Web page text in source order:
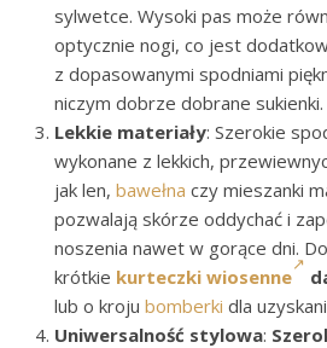
sylwetce. Wysoki pas może
optycznie nogi, co jest
z dopasowanymi spodniami
niczym dobrze dobrane sukienki.
Lekkie materiały: Szerokie
wykonane z lekkich,
jak len, bawełna czy mieszanki
pozwalają skórze oddychać i
noszenia nawet w gorące dni.
krótkie kurteczki wiosenne
lub o kroju bomberki dla
Uniwersalność stylowa: